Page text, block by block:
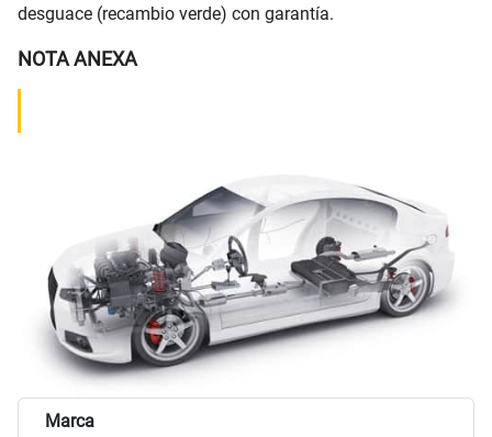
desguace (recambio verde) con garantía.
NOTA ANEXA
Marca